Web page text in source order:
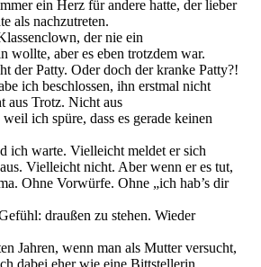
ein Herz für andere hatte, der lieber
als nachzutreten.
der nie ein
wollte, aber es eben trotzdem war.
der Patty. Oder doch der kranke Patty?!
ich beschlossen, ihn erstmal nicht
aus Trotz. Nicht aus
ich spüre, dass es gerade keinen
ich warte. Vielleicht meldet er sich
Vielleicht nicht. Aber wenn er es tut,
Ohne Vorwürfe. Ohne „ich hab’s dir
draußen zu stehen. Wieder
Jahren, wenn man als Mutter versucht,